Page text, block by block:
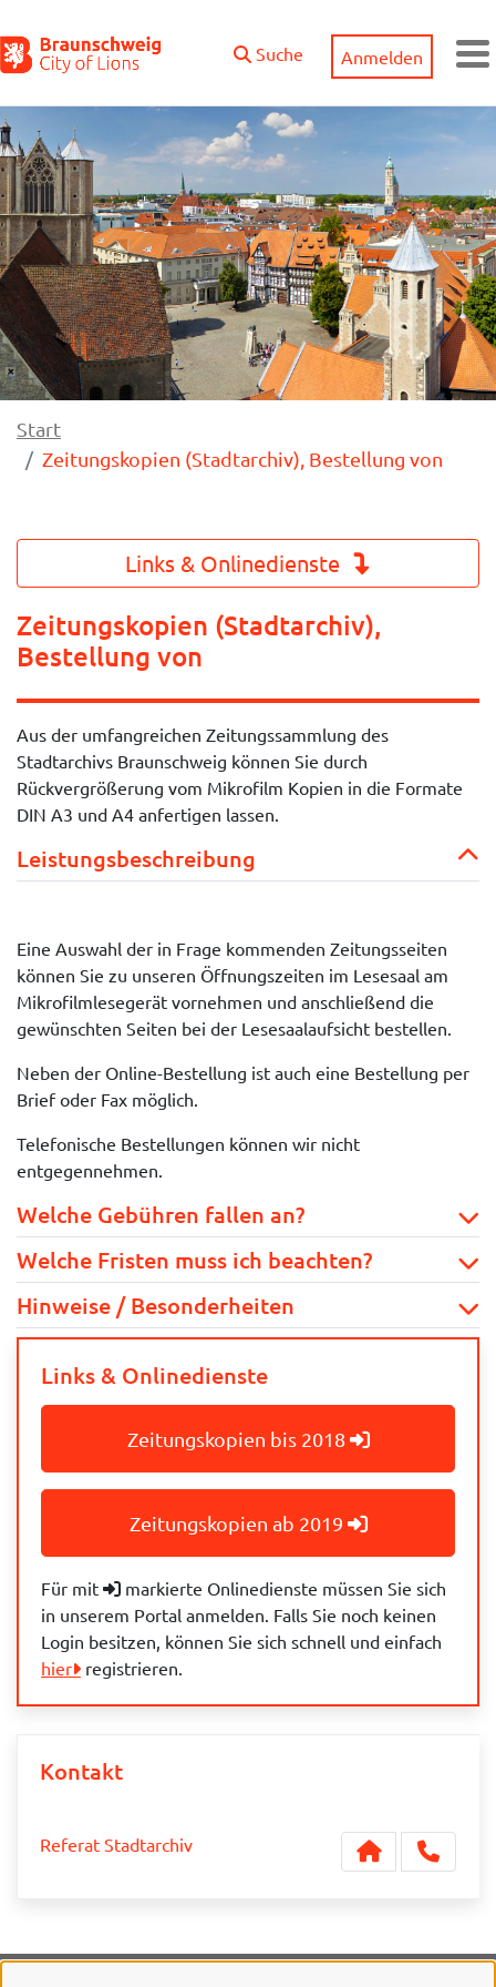
Suche Anmelden
Start
Zeitungskopien (Stadtarchiv), Bestellung von
Links & Onlinedienste
Zeitungskopien (Stadtarchiv),
Bestellung von
Aus der umfangreichen Zeitungssammlung des
Stadtarchivs Braunschweig können Sie durch
Rückvergrößerung vom Mikrofilm Kopien in die Formate
DIN A3 und A4 anfertigen lassen.
Leistungsbeschreibung
Eine Auswahl der in Frage kommenden Zeitungsseiten
können Sie zu unseren Öffnungszeiten im Lesesaal am
Mikrofilmlesegerät vornehmen und anschließend die
gewünschten Seiten bei der Lesesaalaufsicht bestellen.
Neben der Online-Bestellung ist auch eine Bestellung per
Brief oder Fax möglich.
Telefonische Bestellungen können wir nicht
entgegennehmen.
Welche Gebühren fallen an?
Welche Fristen muss ich beachten?
Hinweise / Besonderheiten
Links & Onlinedienste
Zeitungskopien bis 2018
Zeitungskopien ab 2019
Für mit
markierte Onlinedienste müssen Sie sich
in unserem Portal anmelden. Falls Sie noch keinen
Login besitzen, können Sie sich schnell und einfach
hier
registrieren.
Kontakt
Referat Stadtarchiv